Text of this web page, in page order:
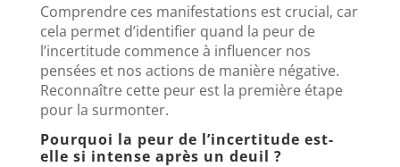
Comprendre ces manifestations est crucial, car
cela permet d’identifier quand la peur de
l’incertitude commence à influencer nos
pensées et nos actions de manière négative.
Reconnaître cette peur est la première étape
pour la surmonter.
Pourquoi la peur de l’incertitude est-
elle si intense après un deuil ?